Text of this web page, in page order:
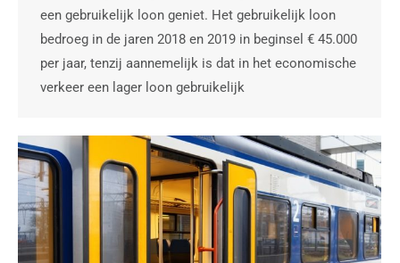
een gebruikelijk loon geniet. Het gebruikelijk loon
bedroeg in de jaren 2018 en 2019 in beginsel € 45.000
per jaar, tenzij aannemelijk is dat in het economische
verkeer een lager loon gebruikelijk